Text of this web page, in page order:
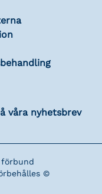
våra nyhetsbrev
©